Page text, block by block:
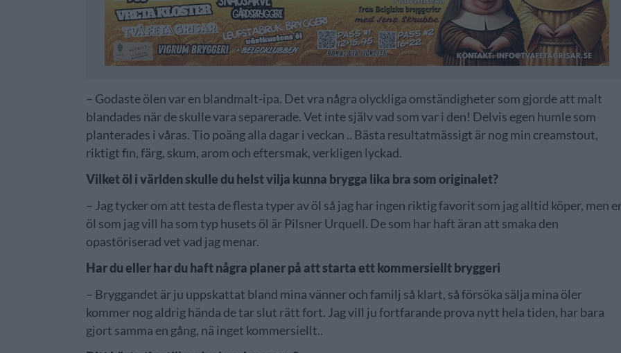
– Godaste ölen var en blandmalt-ipa. Det vra några olyckliga omständigheter som gjorde att malt
blandades när de skulle vara separerade. Vet inte själv vad som var i den! Delvis egen humle som
planterades i våras. Tio poäng alla dagar i veckan .. Bästa resultatmässigt är nog min creamstout,
riktigt fin, färg, skum, arom och eftersmak, verkligen lyckad.
Vilket öl i världen skulle du helst vilja kunna brygga lika bra som originalet?
– Jag tycker om att testa de flesta typer av öl så jag har ingen riktig favorit som jag alltid köper, men
öl som jag vill ha som typ husets öl är Pilsner Urquell. De som har haft äran att smaka den
opastöriserad vet vad jag menar.
Har du eller har du haft några planer på att starta ett kommersiellt bryggeri
– Bryggandet är ju uppskattat bland mina vänner och familj så klart, så försöka sälja mina öler
kommer nog aldrig hända de tar slut rätt fort. Jag vill ju fortfarande prova nytt hela tiden, har bara
gjort samma en gång, nä inget kommersiellt..